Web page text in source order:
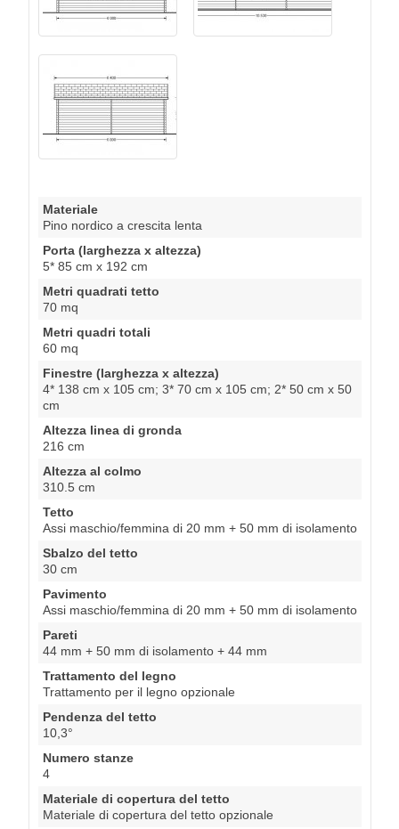
Materiale
Pino nordico a crescita lenta
Porta (larghezza x altezza)
5* 85 cm x 192 cm
Metri quadrati tetto
70 mq
Metri quadri totali
60 mq
Finestre (larghezza x altezza)
4* 138 cm x 105 cm; 3* 70 cm x 105 cm; 2* 50 cm x 50
cm
Altezza linea di gronda
216 cm
Altezza al colmo
310.5 cm
Tetto
Assi maschio/femmina di 20 mm + 50 mm di isolamento
Sbalzo del tetto
30 cm
Pavimento
Assi maschio/femmina di 20 mm + 50 mm di isolamento
Pareti
44 mm + 50 mm di isolamento + 44 mm
Trattamento del legno
Trattamento per il legno opzionale
Pendenza del tetto
10,3°
Numero stanze
4
Materiale di copertura del tetto
Materiale di copertura del tetto opzionale